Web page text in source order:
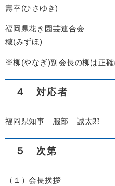
壽幸(ひさゆき)
福岡県花き園芸連合
穂(みずほ)
※柳(やなぎ)副会長の柳は正
４ 対応者
福岡県知事 服部 誠太郎
５ 次第
（１）会長挨拶